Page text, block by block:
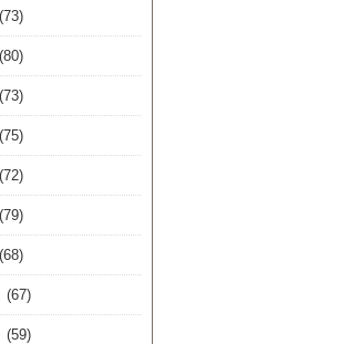
(73)
(80)
(73)
(75)
(72)
(79)
(68)
(67)
(59)